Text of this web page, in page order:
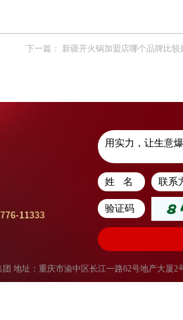
下一篇： 新疆开火锅加盟店哪个品牌比较
地址：重庆市渝中区长江一路62号地产大厦